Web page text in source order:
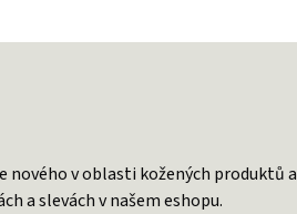
nového v oblasti kožených produktů a
a slevách v našem eshopu.